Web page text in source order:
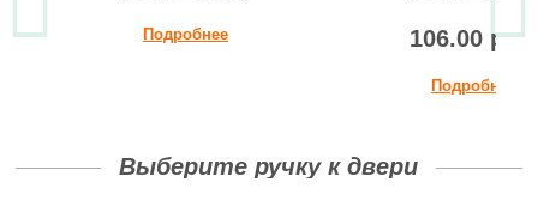
Подробнее 106.00 руб.
Подробнее
Выберите ручку к двери